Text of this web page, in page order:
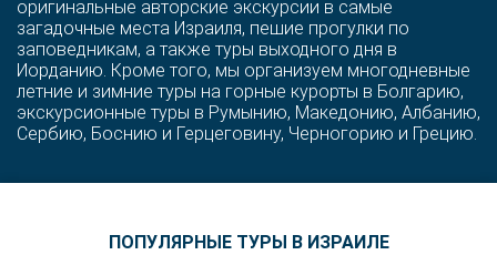
оригинальные авторские экскурсии в самые
загадочные места Израиля, пешие прогулки по
заповедникам, а также туры выходного дня в
Иорданию. Кроме того, мы организуем многодневные
летние и зимние туры на горные курорты в Болгарию,
экскурсионные туры в Румынию, Македонию, Албанию,
Сербию, Боснию и Герцеговину, Черногорию и Грецию.
ПОПУЛЯРНЫЕ ТУРЫ В ИЗРАИЛЕ